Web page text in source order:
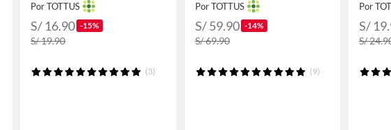
Por TOTTUS
S/ 16.90 -15%
S/ 19.90
(3)
Por TOTTUS
S/ 59.90 -14%
S/ 69.90
(9)
Por
S/
S/